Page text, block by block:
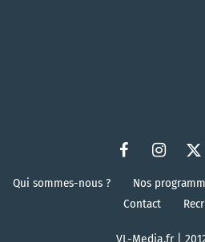
Qui sommes-nous ? Nos
Contact
VL-Media.fr |